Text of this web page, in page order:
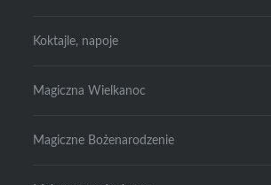
Koktajle, napoje
Magiczna Wielkanoc
Magiczne Bożenarodzenie